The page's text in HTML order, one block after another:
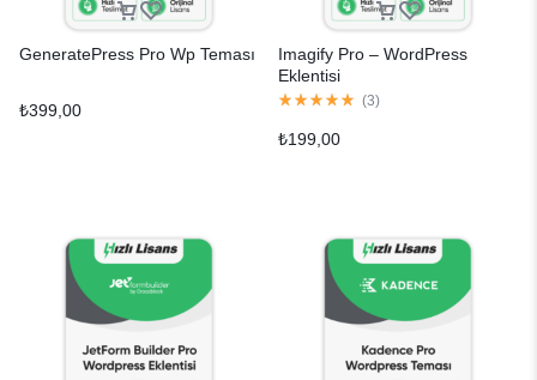
GeneratePress Pro Wp Teması
₺399,00
Imagify Pro – WordPress
Eklentisi
(3)
₺199,00